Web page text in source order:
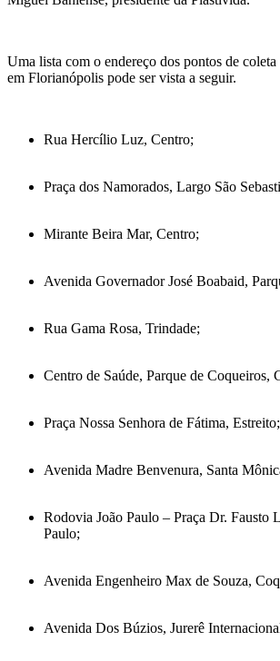
Uma lista com o endereço dos pontos de
em Florianópolis pode ser vista a seguir.
Rua Hercílio Luz, Centro;
Praça dos Namorados, Largo São
Mirante Beira Mar, Centro;
Avenida Governador José Boabaid,
Rua Gama Rosa, Trindade;
Centro de Saúde, Parque de Coqueiros,
Praça Nossa Senhora de Fátima, Estreito;
Avenida Madre Benvenura, Santa
Rodovia João Paulo – Praça Dr. Fausto
Paulo;
Avenida Engenheiro Max de Souza,
Avenida Dos Búzios, Jurerê